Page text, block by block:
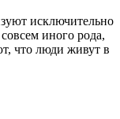
исключительно
иного рода,
что люди живут в